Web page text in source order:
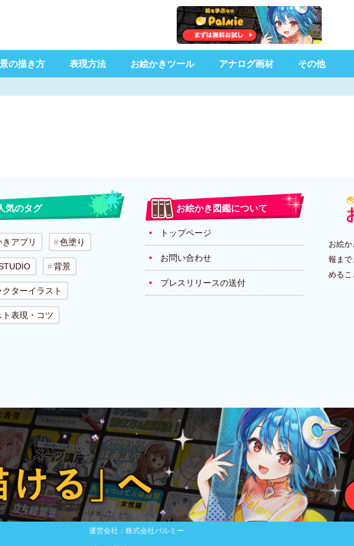
の描き方 表現方法 お絵かきツール アナログ画材 その他
気のタグ
アプリ 色塗り
背景
ターイラスト
ト表現・コツ
お絵かき図鑑について
トップページ
お問い合わせ
プレスリリースの送付
お絵
報まで
めるこ
運営会社：株式会社パルミー